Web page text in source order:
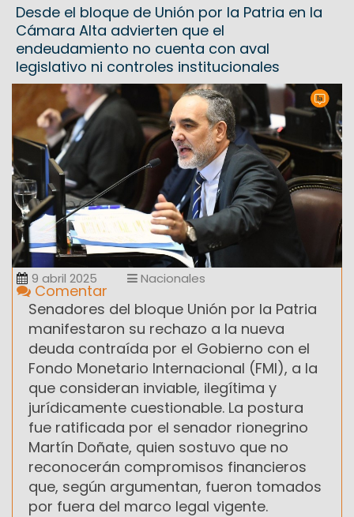
Desde el bloque de Unión por la Patria en la
Cámara Alta advierten que el
endeudamiento no cuenta con aval
legislativo ni controles institucionales
9 abril 2025 Nacionales
Comentar
Senadores del bloque Unión por la Patria
manifestaron su rechazo a la nueva
deuda contraída por el Gobierno con el
Fondo Monetario Internacional (FMI), a la
que consideran inviable, ilegítima y
jurídicamente cuestionable. La postura
fue ratificada por el senador rionegrino
Martín Doñate, quien sostuvo que no
reconocerán compromisos financieros
que, según argumentan, fueron tomados
por fuera del marco legal vigente.